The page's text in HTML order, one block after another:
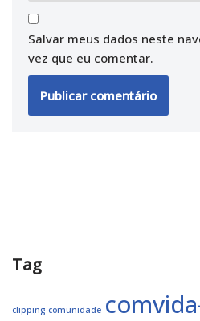
Salvar meus dados neste
vez que eu comentar.
Tag
clipping comunidade